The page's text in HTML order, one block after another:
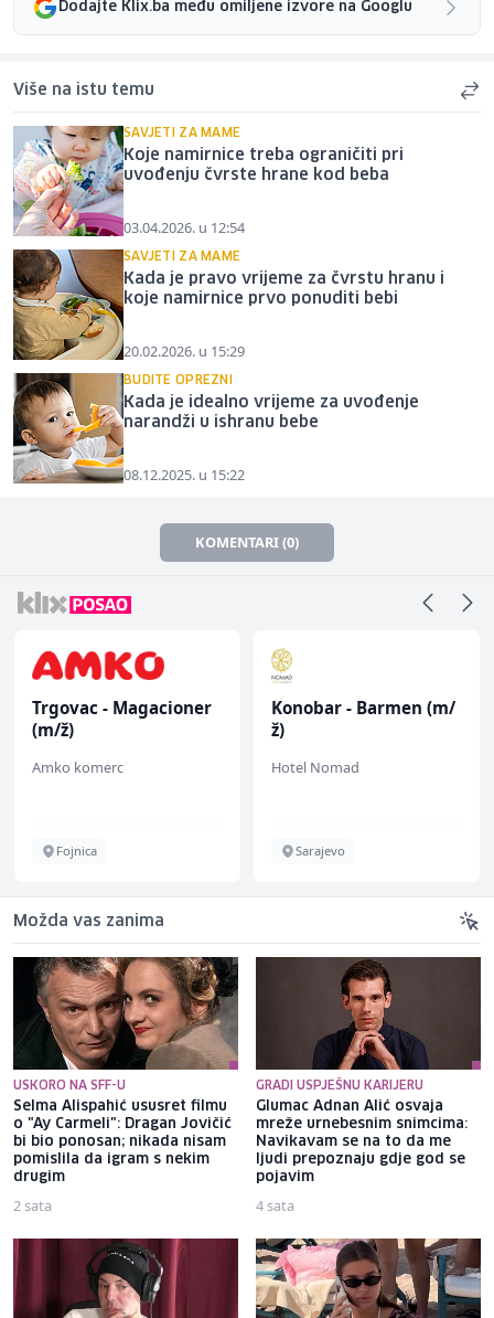
Dodajte Klix.ba među omiljene izvore na Googlu
Više na istu temu
SAVJETI ZA MAME
Koje namirnice treba ograničiti pri
uvođenju čvrste hrane kod beba
03.04.2026. u 12:54
SAVJETI ZA MAME
Kada je pravo vrijeme za čvrstu hranu i
koje namirnice prvo ponuditi bebi
20.02.2026. u 15:29
BUDITE OPREZNI
Kada je idealno vrijeme za uvođenje
narandži u ishranu bebe
08.12.2025. u 15:22
KOMENTARI (0)
Trgovac - Magacioner
(m/ž)
Amko komerc
Fojnica
Konobar - Barmen (m/
ž)
Hotel Nomad
Sarajevo
Možda vas zanima
USKORO NA SFF-U
Selma Alispahić ususret filmu
o "Ay Carmeli": Dragan Jovičić
bi bio ponosan; nikada nisam
pomislila da igram s nekim
drugim
2 sata
GRADI USPJEŠNU KARIJERU
Glumac Adnan Alić osvaja
mreže urnebesnim snimcima:
Navikavam se na to da me
ljudi prepoznaju gdje god se
pojavim
4 sata